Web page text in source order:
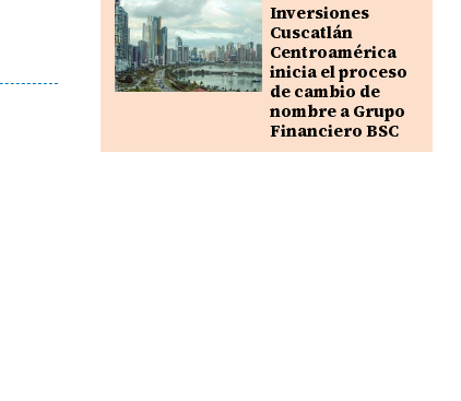
Inversiones
Cuscatlán
Centroamérica
inicia el proceso
de cambio de
nombre a Grupo
Financiero BSC